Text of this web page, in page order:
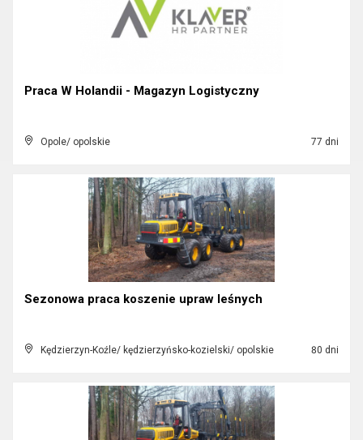
Praca W Holandii - Magazyn Logistyczny
Opole/ opolskie 77 dni
Sezonowa praca koszenie upraw leśnych
Kędzierzyn-Koźle/ kędzierzyńsko-kozielski/ opolskie 80 dni